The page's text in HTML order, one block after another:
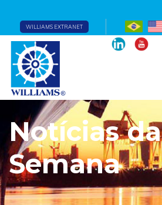
WILLIAMS EXTRANET
Notícias da
Semana